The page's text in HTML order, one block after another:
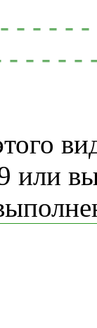
- - - -
- - - - -
или